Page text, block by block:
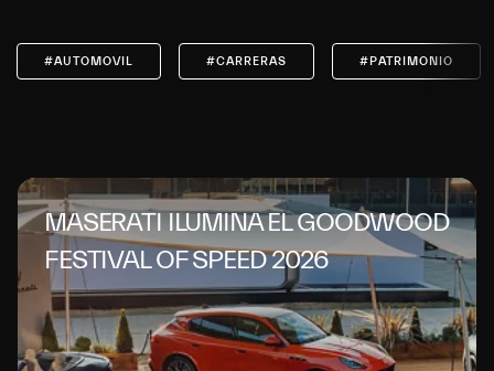
#AUTOMOVIL #CARRERAS #PATRIMONIO
MASERATI ILUMINA EL GOODWOOD
FESTIVAL OF SPEED 2026